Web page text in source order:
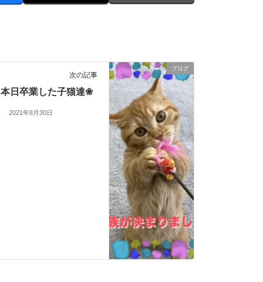
ブログ
次の記事
本日卒業した子猫達❀
2021年8月30日